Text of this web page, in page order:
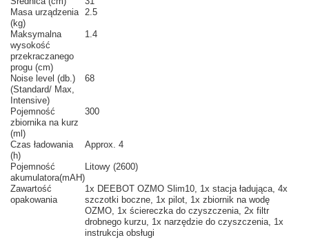
Masa urządzenia
(kg)
2.5
Maksymalna
wysokość
przekraczanego
progu (cm)
1.4
Noise level (db.)
(Standard/ Max,
Intensive)
68
Pojemność
zbiornika na kurz
(ml)
300
Czas ładowania
(h)
Approx. 4
Pojemność
akumulatora(mAH)
Litowy (2600)
Zawartość
opakowania
1x DEEBOT OZMO Slim10, 1x stacja ładująca, 4x
szczotki boczne, 1x pilot, 1x zbiornik na wodę
OZMO, 1x ściereczka do czyszczenia, 2x filtr
drobnego kurzu, 1x narzędzie do czyszczenia, 1x
instrukcja obsługi